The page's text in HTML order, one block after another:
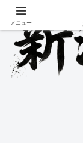
メニュー